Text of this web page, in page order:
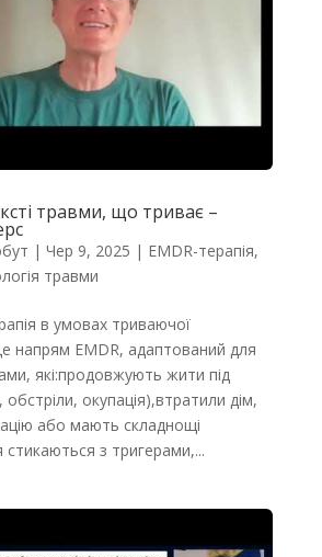
травми, що триває –
| Чер 9, 2025 | EMDR-терапія,
травми
в умовах триваючої
напрям EMDR, адаптований для
які:продовжують жити під
окупація),втратили дім,
або мають складнощі
стикаються з тригерами,...